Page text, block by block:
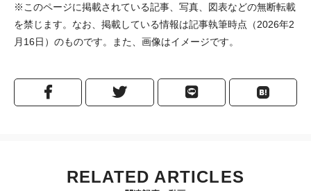
※このページに掲載されている記事、写真、図表などの無断転載
を禁じます。なお、掲載している情報は記事執筆時点（2026年2
月16日）のものです。また、画像はイメージです。
RELATED ARTICLES